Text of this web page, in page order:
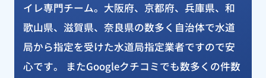
イレ専門チーム。大阪府、京都府、兵庫県、和
歌山県、滋賀県、奈良県の数多く自治体で水道
局から指定を受けた水道局指定業者ですので安
心です。 またGoogleクチコミでも数多くの件数